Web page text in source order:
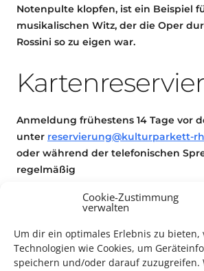
Cookie-Zustimmung
verwalten
Um dir ein optimales Erlebnis zu
Technologien wie Cookies, um
speichern und/oder darauf zuzugreifen.
Notenpulte klopfen, ist ein Beispiel
musikalischen Witz, der die Oper
Rossini so zu eigen war.
Anmeldung frühestens 14 Tage vor
unter reservierung@kulturparkett-
oder während der telefonischen
regelmäßig
unter der Telefonnummer
Anruufbeantworter –